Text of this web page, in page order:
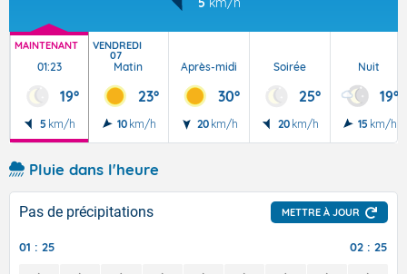
MAINTENANT
01:23
19°
5 km/h
VENDREDI
07
Matin
23°
10 km/h
Après-midi
30°
20 km/h
Soirée
25°
20 km/h
Nuit
19°
15 km/h
Pluie dans l'heure
Pas de précipitations METTRE À JOUR
01 : 25 02 : 25